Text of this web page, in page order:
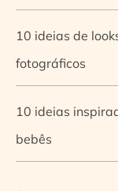
10 ideias de
fotográficos
10 ideias
bebês